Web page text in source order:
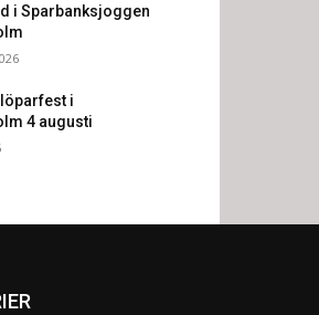
i Sparbanksjoggen
i
4 augusti